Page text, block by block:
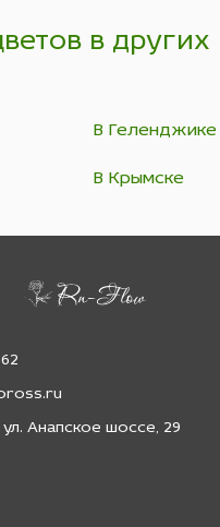
в других
В Геленджике
В Крымске
Анапское шоссе, 29